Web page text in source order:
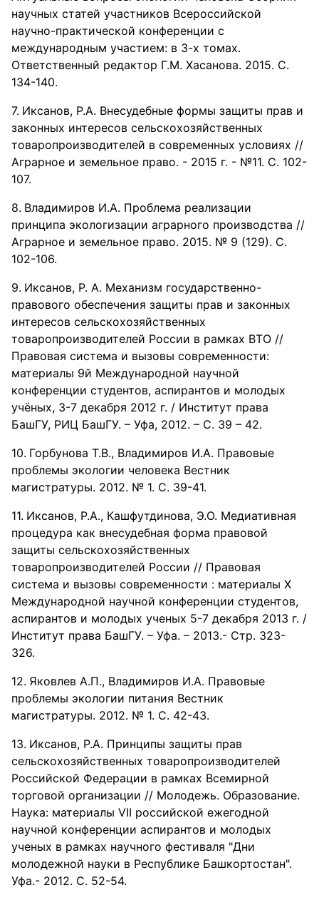
научных статей участников Всероссийской
научно-практической конференции с
международным участием: в 3-х томах.
Ответственный редактор Г.М. Хасанова. 2015. С.
134-140.
Иксанов, Р.А. Внесудебные формы защиты прав и
законных интересов сельскохозяйственных
товаропроизводителей в современных условиях //
Аграрное и земельное право. - 2015 г. - №11. С. 102-
107.
Владимиров И.А. Проблема реализации
принципа экологизации аграрного производства //
Аграрное и земельное право. 2015. № 9 (129). С.
102-106.
Иксанов, Р. А. Механизм государственно-
правового обеспечения защиты прав и законных
интересов сельскохозяйственных
товаропроизводителей России в рамках ВТО //
Правовая система и вызовы современности:
материалы 9й Международной научной
конференции студентов, аспирантов и молодых
учёных, 3-7 декабря 2012 г. / Институт права
БашГУ, РИЦ БашГУ. – Уфа, 2012. – С. 39 – 42.
Горбунова Т.В., Владимиров И.А. Правовые
проблемы экологии человека Вестник
магистратуры. 2012. № 1. С. 39-41.
Иксанов, Р.А., Кашфутдинова, Э.О. Медиативная
процедура как внесудебная форма правовой
защиты сельскохозяйственных
товаропроизводителей России // Правовая
система и вызовы современности : материалы X
Международной научной конференции студентов,
аспирантов и молодых ученых 5-7 декабря 2013 г. /
Институт права БашГУ. – Уфа. – 2013.- Стр. 323-
326.
Яковлев А.П., Владимиров И.А. Правовые
проблемы экологии питания Вестник
магистратуры. 2012. № 1. С. 42-43.
Иксанов, Р.А. Принципы защиты прав
сельскохозяйственных товаропроизводителей
Российской Федерации в рамках Всемирной
торговой организации // Молодежь. Образование.
Наука: материалы VII российской ежегодной
научной конференции аспирантов и молодых
ученых в рамках научного фестиваля "Дни
молодежной науки в Республике Башкортостан".
Уфа.- 2012. С. 52-54.